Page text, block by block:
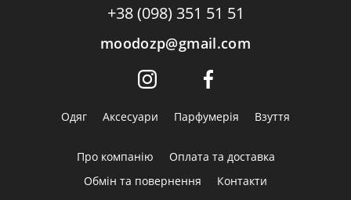
+38 (098) 351 51 51
moodozp@gmail.com
Одяг Аксесуари Парфумерія Взуття
Про компанію
Оплата та доставка
Обмін та повернення
Контакти